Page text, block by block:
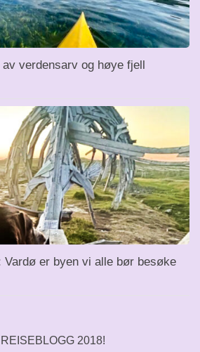
verdensarv og høye fjell
Vardø er byen vi alle bør besøke
2018!